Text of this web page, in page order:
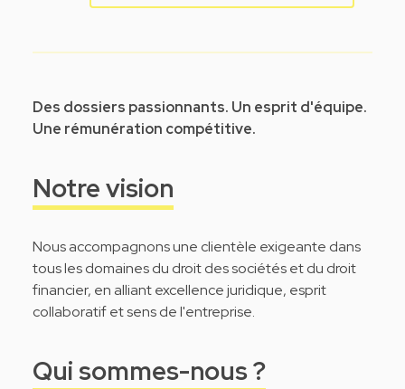
Des dossiers passionnants. Un esprit d'équipe.
Une rémunération compétitive.
Notre vision
Nous accompagnons une clientèle exigeante dans
tous les domaines du droit des sociétés et du droit
financier, en alliant excellence juridique, esprit
collaboratif et sens de l'entreprise.
Qui sommes-nous ?